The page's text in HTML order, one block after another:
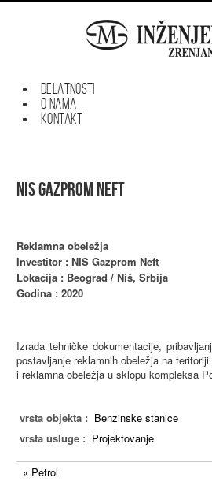
DELATNOSTI
O NAMA
KONTAKT
NIS GAZPROM NEFT
Reklamna obeležja
Investitor : NIS Gazprom Neft
Lokacija : Beograd / Niš, Srbija
Godina : 2020
Izrada tehničke dokumentacije,
postavljanje reklamnih obeležja na
i reklamna obeležja u sklopu kompleksa
vrsta objekta : Benzinske stanice
vrsta usluge : Projektovanje
« Petrol